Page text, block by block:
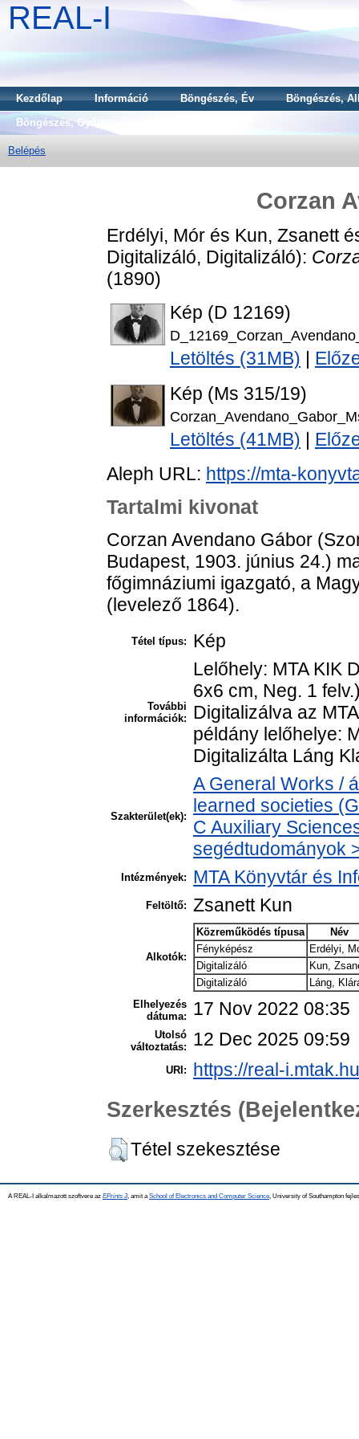
REAL-I
Kezdőlap Információ Böngészés, Év
Böngészés,
Böngészés, Gyűjtemény
Belépés
Corzan
Erdélyi, Mór és Kun, Zsanett
Digitalizáló, Digitalizáló):
(1890)
Kép (D 12169)
Letöltés (31MB)
Kép (Ms 315/19)
Letöltés (41MB)
Aleph URL: https://mta-
Tartalmi kivonat
Corzan Avendano Gábor
Budapest, 1903. június 24.)
főgimnáziumi igazgató, a
(levelező 1864).
Tétel típus: Kép
További
információk:
Lelőhely: MTA KIK
6x6 cm, Neg. 1
Digitalizálva az
példány lelőhelye:
Digitalizálta Láng
Szakterület(ek):
A General Works /
learned societies
C Auxiliary
segédtudományok
Intézmények: MTA Könyvtár és
Feltöltő: Zsanett Kun
Alkotók:
Közreműködés típusa
Név
Fényképész
Erdélyi,
Digitalizáló
Kun,
Digitalizáló
Láng,
Elhelyezés
dátuma:
17 Nov 2022 08:35
Utolsó
változtatás:
12 Dec 2025 09:59
URI: https://real-
Szerkesztés
Tétel szekesztése
A REAL-I alkalmazott szoftvere az EPrints 3, amit a School of Electronics and Computer Science , University of Southampton